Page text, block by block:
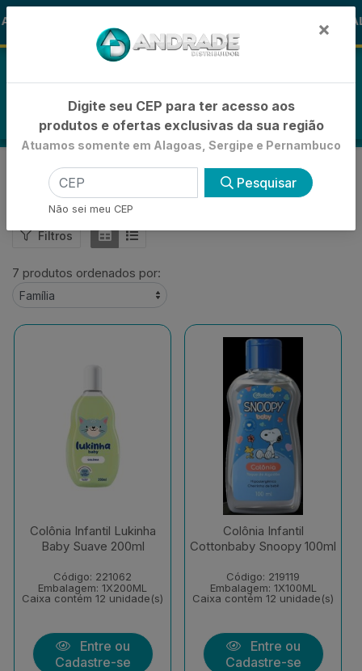
🪞
COLONIAS
VOLTAR
INÍCIO FRALDAS E LENÇOS COLONIAS
Filtros
7 produtos ordenados por:
Colônia Infantil Lukinha
Baby Suave 200ml
Código: 221062
Embalagem: 1X200ML
Caixa contém 12 unidade(s)
Entre ou
Cadastre-se
Colônia Infantil
Cottonbaby Snoopy 100ml
Código: 219119
Embalagem: 1X100ML
Caixa contém 12 unidade(s)
Entre ou
Cadastre-se
×
Digite seu CEP para ter acesso aos
produtos e ofertas exclusivas da sua região
Atuamos somente em Alagoas, Sergipe e Pernambuco
Pesquisar
Não sei meu CEP